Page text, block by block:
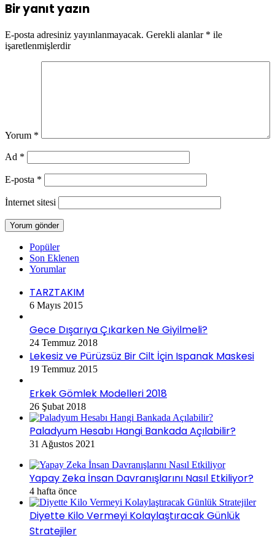
Bir yanıt yazın
E-posta adresiniz yayınlanmayacak. Gerekli alanlar * ile
işaretlenmişlerdir
Yorum *
Ad *
E-posta *
İnternet sitesi
Popüler
Son Eklenen
Yorumlar
TARZTAKIM
6 Mayıs 2015
Gece Dışarıya Çıkarken Ne Giyilmeli?
24 Temmuz 2018
Lekesiz ve Pürüzsüz Bir Cilt İçin Ispanak Maskesi
19 Temmuz 2015
Erkek Gömlek Modelleri 2018
26 Şubat 2018
Paladyum Hesabı Hangi Bankada Açılabilir?
31 Ağustos 2021
Yapay Zeka İnsan Davranışlarını Nasıl Etkiliyor?
4 hafta önce
Diyette Kilo Vermeyi Kolaylaştıracak Günlük
Stratejiler